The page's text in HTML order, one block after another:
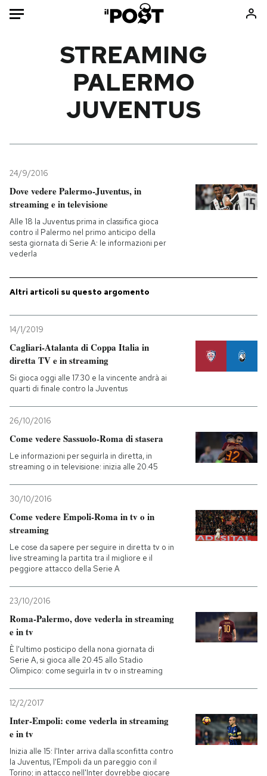
Internet
Scienza
Cultura
Economia
Sport
Moda
Libri
Altrecose
Mondiali calcio 2026
PODCAST
NEWSLETTER
SHOP
AREA PERSONALE
Entra
STREAMING
PALERMO
JUVENTUS
24/9/2016
Dove vedere Palermo-Juventus, in
streaming e in televisione
Alle 18 la Juventus prima in classifica gioca
contro il Palermo nel primo anticipo della
sesta giornata di Serie A: le informazioni per
vederla
Altri articoli su questo argomento
14/1/2019
Cagliari-Atalanta di Coppa Italia in
diretta TV e in streaming
Si gioca oggi alle 17.30 e la vincente andrà ai
quarti di finale contro la Juventus
26/10/2016
Come vedere Sassuolo-Roma di stasera
Le informazioni per seguirla in diretta, in
streaming o in televisione: inizia alle 20.45
30/10/2016
Come vedere Empoli-Roma in tv o in
streaming
Le cose da sapere per seguire in diretta tv o in
live streaming la partita tra il migliore e il
peggiore attacco della Serie A
23/10/2016
Roma-Palermo, dove vederla in streaming
e in tv
È l'ultimo posticipo della nona giornata di
Serie A, si gioca alle 20.45 allo Stadio
Olimpico: come seguirla in tv o in streaming
12/2/2017
Inter-Empoli: come vederla in streaming
e in tv
Inizia alle 15: l'Inter arriva dalla sconfitta contro
la Juventus, l'Empoli da un pareggio con il
Torino; in attacco nell'Inter dovrebbe giocare